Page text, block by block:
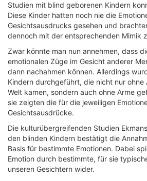
Studien mit blind geborenen Kindern
Diese Kinder hatten noch nie die
Gesichtsausdrucks gesehen und
dennoch mit der entsprechenden Mimik
Zwar könnte man nun annehmen, dass
emotionalen Züge im Gesicht anderer
dann nachahmen können. Allerdings
Kindern durchgeführt, die nicht nur ohne
Welt kamen, sondern auch ohne Arme
sie zeigten die für die jeweiligen
Gesichtsausdrücke.
Die kulturübergreifenden Studien
den blinden Kindern bestätigt die
Basis für bestimmte Emotionen. Dabei
Emotion durch bestimmte, für sie
unseren Gesichtern wider.